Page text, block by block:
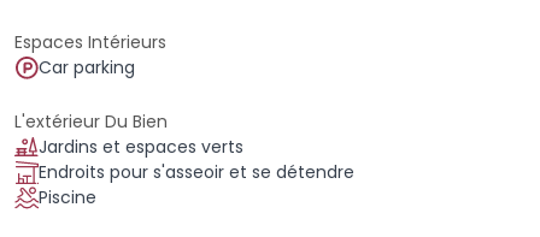
Espaces Intérieurs
Car parking
L'extérieur Du Bien
Jardins et espaces verts
Endroits pour s'asseoir et se détendre
Piscine